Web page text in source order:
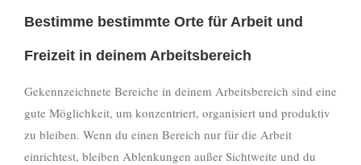
Bestimme bestimmte Orte für Arbeit und
Freizeit in deinem Arbeitsbereich
Gekennzeichnete Bereiche in deinem Arbeitsbereich sind eine
gute Möglichkeit, um konzentriert, organisiert und produktiv
zu bleiben. Wenn du einen Bereich nur für die Arbeit
einrichtest, bleiben Ablenkungen außer Sichtweite und du